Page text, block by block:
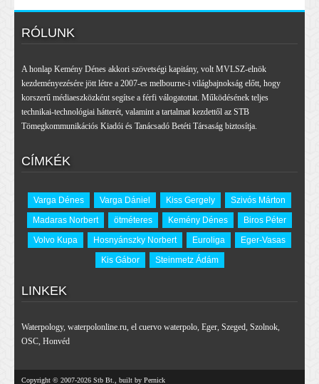
RÓLUNK
A honlap Kemény Dénes akkori szövetségi kapitány, volt MVLSZ-elnök
kezdeményezésére jött létre a 2007-es melbourne-i világbajnokság előtt, hogy
korszerű médiaeszközként segítse a férfi válogatottat. Működésének teljes
technikai-technológiai hátterét, valamint a tartalmat kezdettől az STB
Tömegkommunikációs Kiadói és Tanácsadó Betéti Társaság biztosítja.
CÍMKÉK
Varga Dénes Varga Dániel Kiss Gergely
Szivós Márton
Madaras Norbert
ötméteres Kemény Dénes
Biros Péter
Volvo Kupa
Hosnyánszky Norbert Euroliga
Eger-Vasas
Kis Gábor
Steinmetz Ádám
LINKEK
Waterpology, waterpolonline.ru, el cuervo waterpolo, Eger, Szeged, Szolnok,
OSC, Honvéd
Copyright © 2007-2026 Stb Bt., built by Pernick